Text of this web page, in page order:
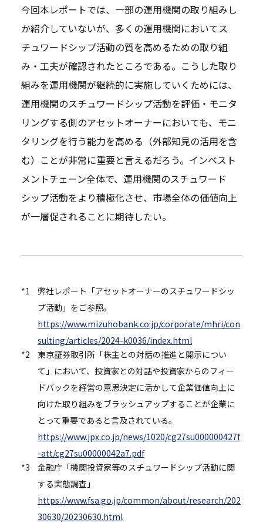
今回本レポートでは、一部の運用機関の取り組みし
か紹介していないが、多くの運用機関においてス
チュワードシップ活動の質を高めるための取り組
み・工夫が確認されたところである。こうした取り
組みを運用機関が継続的に実施していくためには、
運用機関のスチュワードシップ活動を評価・モニタ
リングする側のアセットオーナーにおいても、モニ
タリングを行う能力を高める（外部知見の活用を含
む）ことが非常に重要と言えるだろう。インベスト
メントチェーン全体で、運用機関のスチュワード
シップ活動をより積極化させ、市場全体の価値向上
が一層促されることに期待したい。
*1
弊社レポート「アセットオーナーのスチュワードシッ
プ活動」をご参照。
https://www.mizuhobank.co.jp/corporate/mhri/con
sulting/articles/2024-k0036/index.html
*2
東京証券取引所「株主との対話の推進と開示につい
て」において、投資家との対話や投資家からのフィー
ドバックを経営の意思決定に活かして企業価値向上に
向けた取り組みをブラッシュアップすることが企業に
とって重要であると言及されている。
https://www.jpx.co.jp/news/1020/cg27su000000427f
-att/cg27su00000042a7.pdf
*3
金融庁「機関投資家等のスチュワードシップ活動に関
する実態調査」
https://www.fsa.go.jp/common/about/research/202
30630/20230630.html